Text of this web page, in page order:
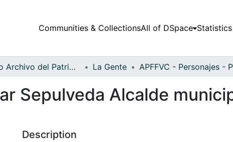
Communities & CollectionsAll of DSpace Statistics
Fondo Archivo del Patrimonio Fotográfico y Fílmico del Valle del Cauca La Gente
Sepulveda Alcalde
Description